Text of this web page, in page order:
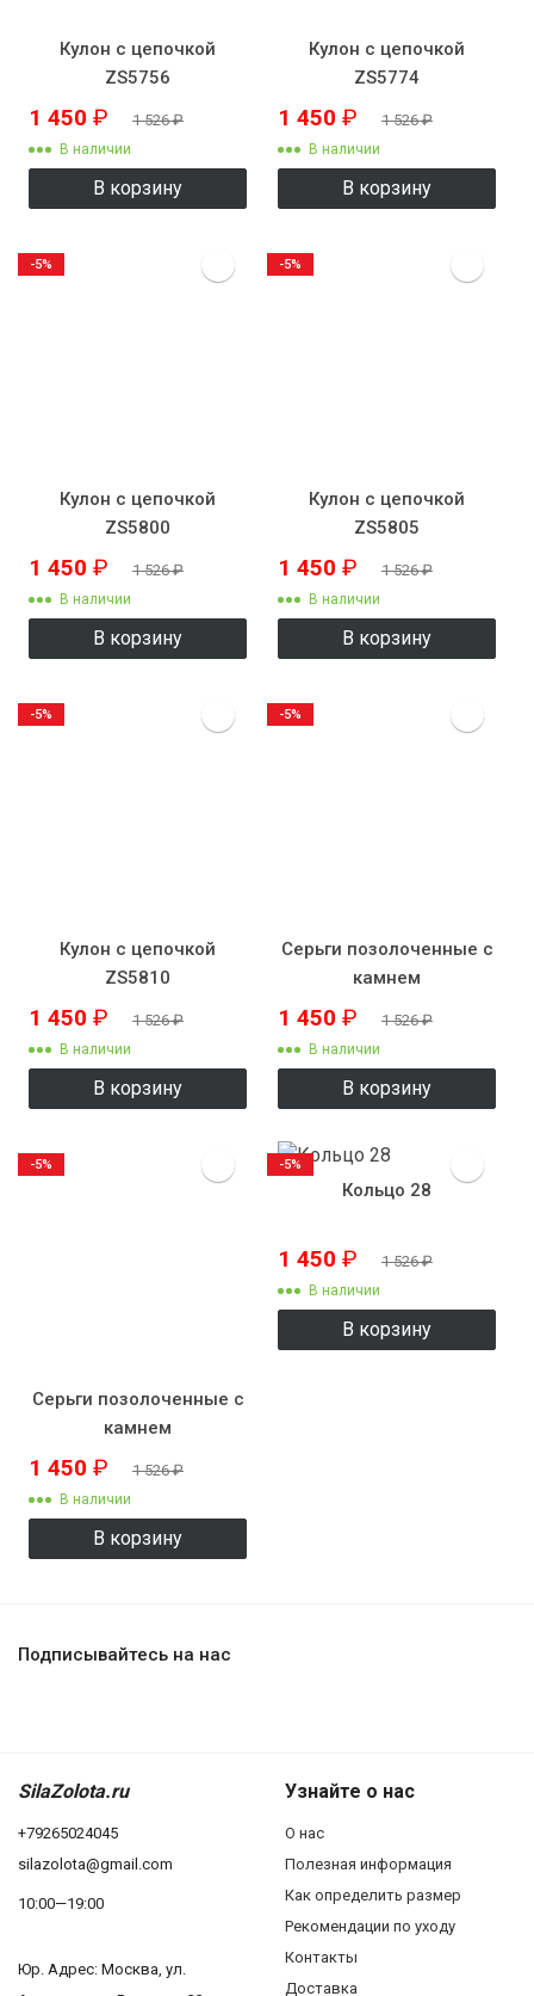
Кулон с цепочкой
ZS5756
1 450 ₽ 1 526₽
В наличии
В корзину
Кулон с цепочкой
ZS5774
1 450 ₽ 1 526₽
В наличии
В корзину
Кулон с цепочкой
ZS5800
1 450 ₽ 1 526₽
В наличии
В корзину
-5%
Кулон с цепочкой
ZS5805
1 450 ₽ 1 526₽
В наличии
В корзину
-5%
Кулон с цепочкой
ZS5810
1 450 ₽ 1 526₽
В наличии
В корзину
-5%
Серьги позолоченные с
камнем
1 450 ₽ 1 526₽
В наличии
В корзину
-5%
Серьги позолоченные с
камнем
1 450 ₽ 1 526₽
В наличии
В корзину
-5%
Кольцо 28
1 450 ₽ 1 526₽
В наличии
В корзину
-5%
Подписывайтесь на нас
SilaZolota.ru
+79265024045
silazolota@gmail.com
10:00—19:00
Юр. Адреc: Москва, ул.
Узнайте о нас
О нас
Полезная информация
Как определить размер
Рекомендации по уходу
Контакты
Доставка